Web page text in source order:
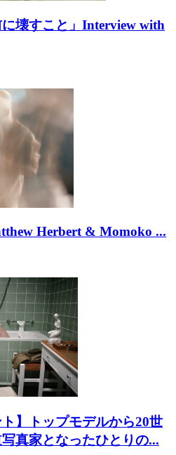
に壊すこと」Interview with
Herbert & Momoko ...
ト】トップモデルから20世
真家となったひとりの...